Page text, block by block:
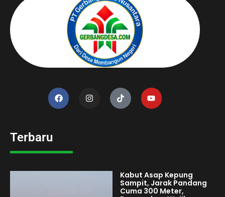
Terbaru
Kabut Asap Kepung
Sampit, Jarak Pandang
Cuma 300 Meter,